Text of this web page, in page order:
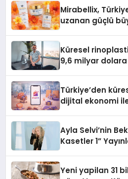
Mirabellix,
uzanan güçlü
Küresel rinoplasti
9,6 milyar
Türkiye’den
dijital ekonomi
Ayla Selvi’nin
Kasetler 1”
Yeni yapilan 31